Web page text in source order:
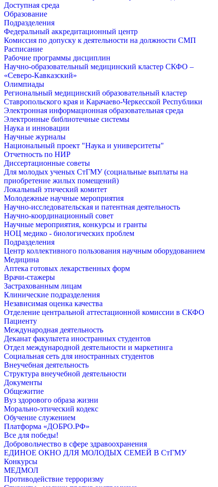
Доступная среда
Образование
Подразделения
Федеральный аккредитационный центр
Комиссия по допуску к деятельности на должности СМП
Расписание
Рабочие программы дисциплин
Научно-образовательный медицинский кластер СКФО –
«Северо-Кавказский»
Олимпиады
Региональный медицинский образовательный кластер
Ставропольского края и Карачаево-Черкесской Республики
Электронная информационная образовательная среда
Электронные библиотечные системы
Наука и инновации
Научные журналы
Национальный проект "Наука и университеты"
Отчетность по НИР
Диссертационные советы
Для молодых ученых СтГМУ (социальные выплаты на
приобретение жилых помещений)
Локальный этический комитет
Молодежные научные мероприятия
Научно-исследовательская и патентная деятельность
Научно-координационный совет
Научные мероприятия, конкурсы и гранты
НОЦ медико - биологических проблем
Подразделения
Центр коллективного пользования научным оборудованием
Медицина
Аптека готовых лекарственных форм
Врачи-стажеры
Застрахованным лицам
Клинические подразделения
Независимая оценка качества
Отделение центральной аттестационной комиссии в СКФО
Пациенту
Международная деятельность
Деканат факультета иностранных студентов
Отдел международной деятельности и маркетинга
Социальная сеть для иностранных студентов
Внеучебная деятельность
Структура внеучебной деятельности
Документы
Общежитие
Вуз здорового образа жизни
Морально-этический кодекс
Обучение служением
Платформа «ДОБРО.РФ»
Все для победы!
Добровольчество в сфере здравоохранения
ЕДИНОЕ ОКНО ДЛЯ МОЛОДЫХ СЕМЕЙ В СтГМУ
Конкурсы
МЕДМОЛ
Противодействие терроризму